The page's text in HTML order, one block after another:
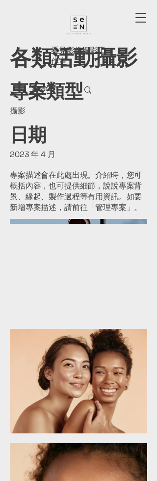
看見影像攝影工
作室
各類活動攝影
專案類型
攝影
日期
2023 年 4 月
專案描述會在此處出現。介紹時，您可
概括內容，也可提供細節，說說專案背
景、緣起、製作過程等有用資訊。如要
新增專案描述，請前往「管理專案」。